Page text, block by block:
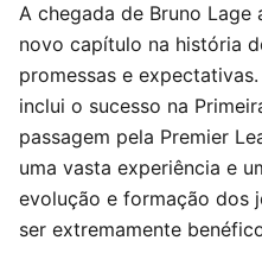
A chegada de Bruno
novo capítulo na história
promessas e
inclui o sucesso na
passagem pela Premier
uma vasta experiência e
evolução e formação dos
ser extremamente